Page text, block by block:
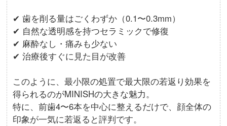
✔ 歯を削る量はごくわずか（0.1〜0.3mm）
✔ 自然な透明感を持つセラミックで修復
✔ 麻酔なし・痛みも少ない
✔ 治療後すぐに見た目が改善
このように、最小限の処置で最大限の若返り効果を
得られるのがMINISHの大きな魅力。
特に、前歯4〜6本を中心に整えるだけで、顔全体の
印象が一気に若返ると評判です。